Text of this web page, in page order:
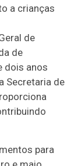
a crianças
de
de
dois anos
Secretaria de
para